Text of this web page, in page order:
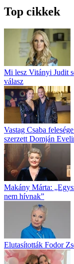
Top cikkek
Mi lesz Vitányi Judit
válasz
Vastag Csaba
szerzett Domján
Makány Márta:
nem hívnak”
Elutasították Fodor